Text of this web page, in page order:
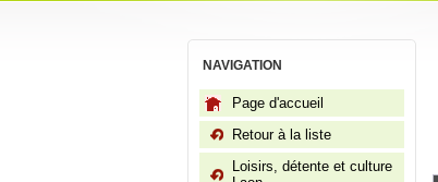
NAVIGATION
Page d'accueil
Retour à la liste
Loisirs, détente et culture